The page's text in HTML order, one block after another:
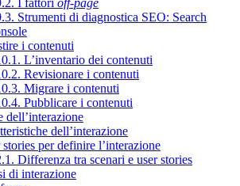
Strumenti di diagnostica SEO: Search
i contenuti
L’inventario dei contenuti
Revisionare i contenuti
Migrare i contenuti
Pubblicare i contenuti
dell’interazione
dell’interazione
per definire l’interazione
Differenza tra scenari e user stories
di interazione